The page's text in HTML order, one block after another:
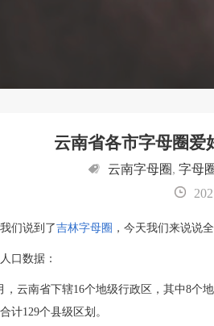
云南省各市字母圈爱
云南字母圈, 字母
们说到了吉林字母圈 ，今天我们来说说
口数据：
，云南省下辖16个地级行政区，其中8个
计129个县级区划。